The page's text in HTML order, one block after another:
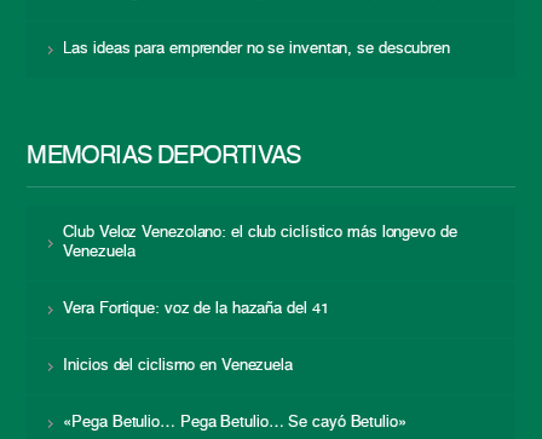
Las ideas para emprender no se inventan, se descubren
MEMORIAS DEPORTIVAS
Club Veloz Venezolano: el club ciclístico más longevo de
Venezuela
Vera Fortique: voz de la hazaña del 41
Inicios del ciclismo en Venezuela
«Pega Betulio… Pega Betulio… Se cayó Betulio»